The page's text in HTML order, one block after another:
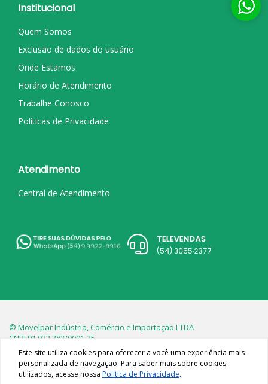
Institucional
Quem Somos
Exclusão de dados do usuário
Onde Estamos
Horário de Atendimento
Trabalhe Conosco
Políticas de Privacidade
Atendimento
Central de Atendimento
© Movelpar Indústria, Comércio e Importação LTDA
CNPJ 91.032.383/0001-35
As imagens dos produtos são meramente ilustrativas.
Este site utiliza cookies para oferecer a você uma experiência mais
personalizada de navegação. Para saber mais sobre cookies
utilizados, acesse nossa Política de Privacidade.